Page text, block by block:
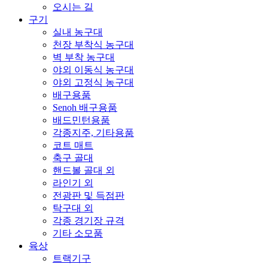
오시는 길
구기
실내 농구대
천장 부착식 농구대
벽 부착 농구대
야외 이동식 농구대
야외 고정식 농구대
배구용품
Senoh 배구용품
배드민턴용품
각종지주, 기타용품
코트 매트
축구 골대
핸드볼 골대 외
라인기 외
전광판 및 득점판
탁구대 외
각종 경기장 규격
기타 소모품
육상
트랙기구